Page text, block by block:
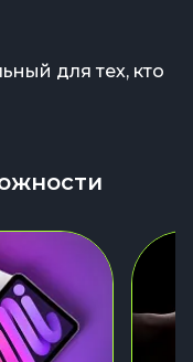
для тех, кто